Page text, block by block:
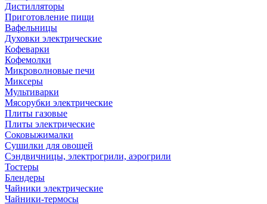
Дистилляторы
Приготовление пищи
Вафельницы
Духовки электрические
Кофеварки
Кофемолки
Микроволновые печи
Миксеры
Мультиварки
Мясорубки электрические
Плиты газовые
Плиты электрические
Соковыжималки
Сушилки для овощей
Сэндвичницы, электрогрили, аэрогрили
Тостеры
Блендеры
Чайники электрические
Чайники-термосы